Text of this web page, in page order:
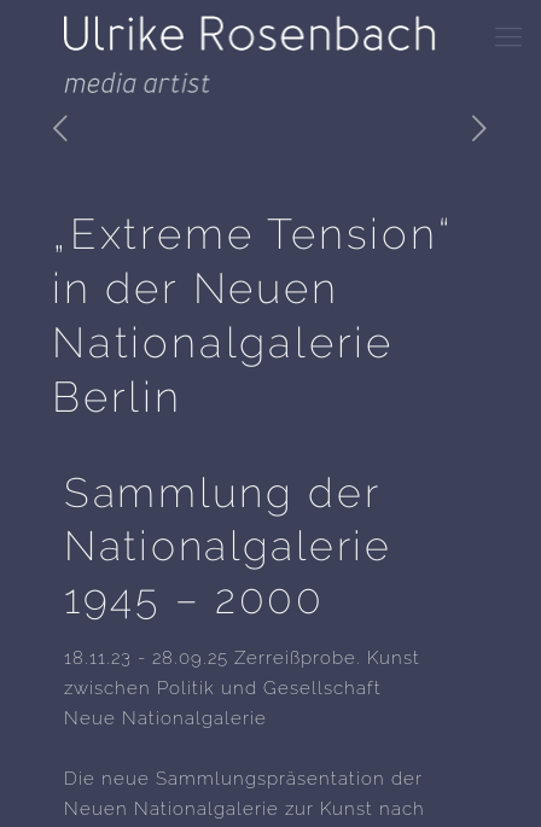
„Extreme Tension“
in der Neuen
Nationalgalerie
Berlin
Sammlung der
Nationalgalerie
1945 – 2000
18.11.23 - 28.09.25 Zerreißprobe. Kunst
zwischen Politik und Gesellschaft
Neue Nationalgalerie
Die neue Sammlungspräsentation der
Neuen Nationalgalerie zur Kunst nach